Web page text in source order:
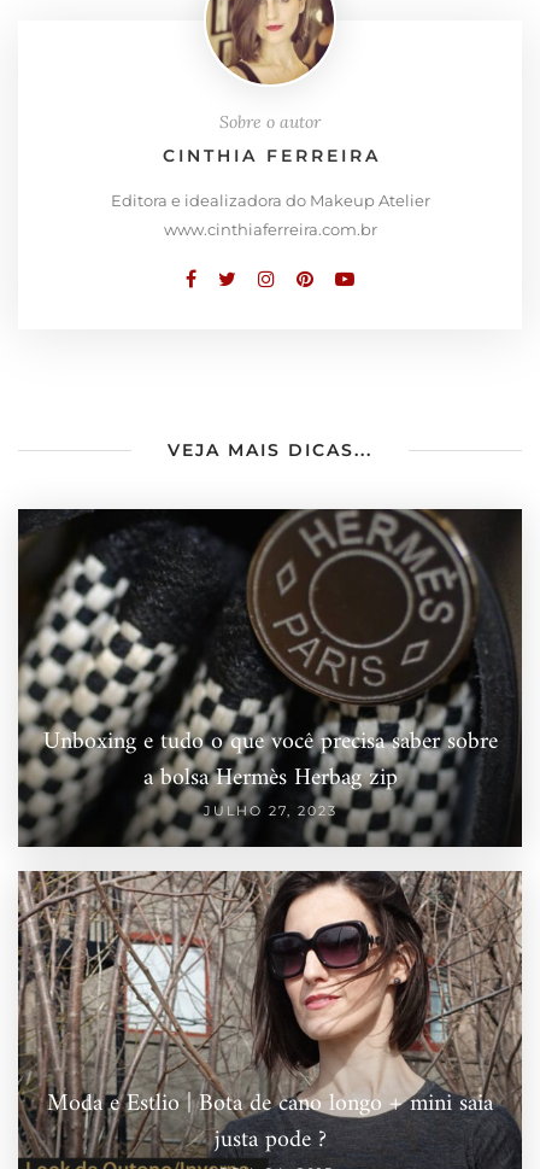
Sobre o autor
CINTHIA FERREIRA
Editora e idealizadora do Makeup Atelier
www.cinthiaferreira.com.br
VEJA MAIS DICAS...
Unboxing e tudo o que você precisa saber sobre
a bolsa Hermès Herbag zip
JULHO 27, 2023
Moda e Estlio | Bota de cano longo + mini saia
justa pode ?